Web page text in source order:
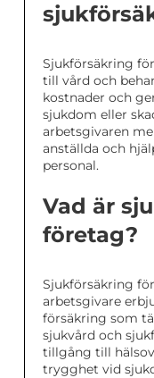
Sjukförsäkring
till vård och
kostnader och
sjukdom eller
arbetsgivaren
anställda och
personal.
Vad är
företag?
Sjukförsäkring
arbetsgivare
försäkring som
sjukvård och
tillgång till
trygghet vid